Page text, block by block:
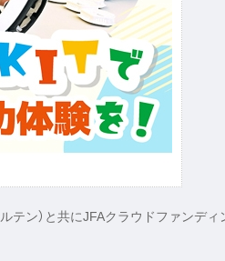
テン）と共にJFAクラウドファンディ